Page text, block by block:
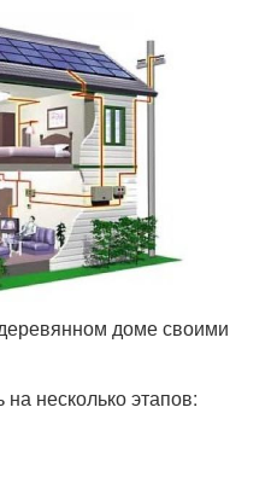
доме своими
несколько этапов: